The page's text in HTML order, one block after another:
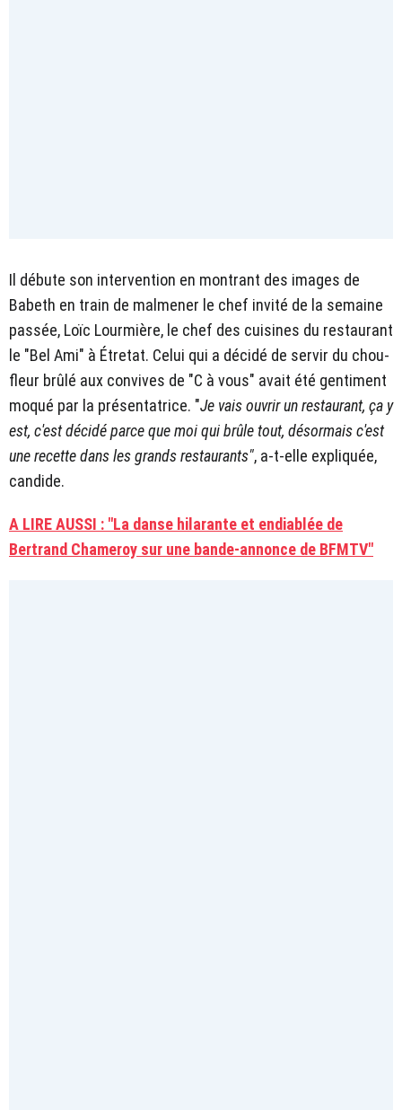
Il débute son intervention en montrant des images de
Babeth en train de malmener le chef invité de la semaine
passée, Loïc Lourmière, le chef des cuisines du restaurant
le "Bel Ami" à Étretat. Celui qui a décidé de servir du chou-
fleur brûlé aux convives de "C à vous" avait été gentiment
moqué par la présentatrice. "Je vais ouvrir un restaurant, ça y
est, c'est décidé parce que moi qui brûle tout, désormais c'est
une recette dans les grands restaurants", a-t-elle expliquée,
candide.
A LIRE AUSSI : "La danse hilarante et endiablée de
Bertrand Chameroy sur une bande-annonce de BFMTV"